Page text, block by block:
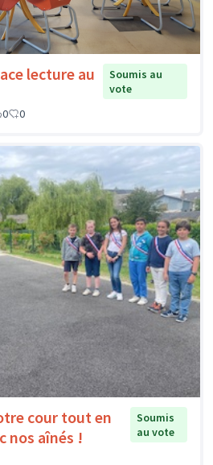
lecture au
Soumis au
vote
0 0
cour tout en
nos aînés !
Soumis
au vote